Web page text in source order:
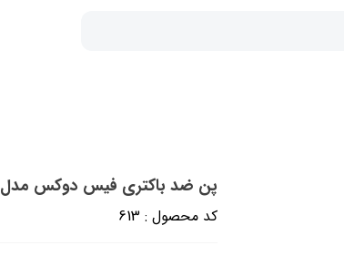
پن ضد باکتری فیس دوکس مدل Triosome وزن 100 گرم
کد محصول : 613